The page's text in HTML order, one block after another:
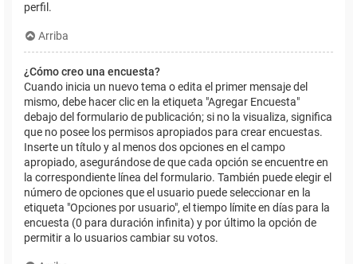
perfil.
Arriba
¿Cómo creo una encuesta?
Cuando inicia un nuevo tema o edita el primer mensaje del
mismo, debe hacer clic en la etiqueta "Agregar Encuesta"
debajo del formulario de publicación; si no la visualiza, significa
que no posee los permisos apropiados para crear encuestas.
Inserte un título y al menos dos opciones en el campo
apropiado, asegurándose de que cada opción se encuentre en
la correspondiente línea del formulario. También puede elegir el
número de opciones que el usuario puede seleccionar en la
etiqueta "Opciones por usuario", el tiempo límite en días para la
encuesta (0 para duración infinita) y por último la opción de
permitir a lo usuarios cambiar su votos.